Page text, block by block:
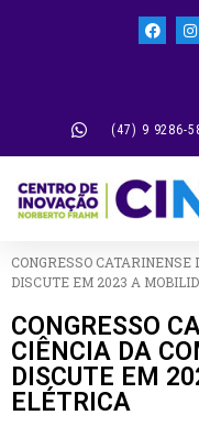
(47) 9 9286-
CONGRESSO
DISCUTE EM 2023 A
CONGRESSO
CIÊNCIA DA
DISCUTE EM
ELÉTRICA